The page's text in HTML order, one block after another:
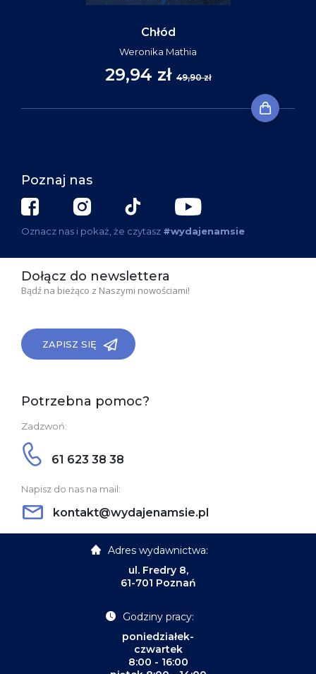
Chłód
Weronika Mathia
29,94 zł 49,90 zł
Poznaj nas
Oznacz nas i pokaż, że czytasz #wydajenamsie
Dołącz do newslettera
Bądź na bieżąco z Naszymi nowościami!
ZAPISZ SIĘ
Potrzebna pomoc?
Zadzwoń:
61 623 38 38
Napisz do nas na mail:
kontakt@wydajenamsie.pl
Adres wydawnictwa:
ul. Fredry 8,
61-701 Poznań
Godziny pracy:
poniedziałek-
czwartek
8:00 - 16:00